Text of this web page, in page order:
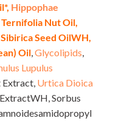
Hippophae
Nut Oil,
Seed OilWH,
Oil,Glycolipids,
Lupulus
Extract, Urtica Dioica
Sorbus